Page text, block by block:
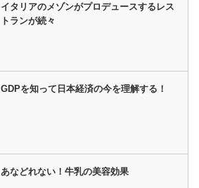
イタリアのメゾンがプロデュースするレス
トランが続々
GDPを知って日本経済の今を理解する！
あなどれない！牛乳の美容効果